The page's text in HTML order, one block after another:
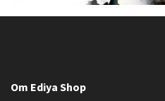
Om Ediya Shop